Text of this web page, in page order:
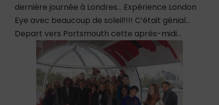
dernière journée à Londres… Expérience London
Eye avec beaucoup de soleil!!!! C’était génial…
Depart vers Portsmouth cette après-midi…